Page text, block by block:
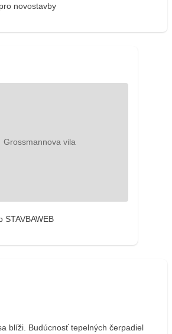
novostavby
STAVBAWEB
blíži. Budúcnosť tepelných čerpadiel